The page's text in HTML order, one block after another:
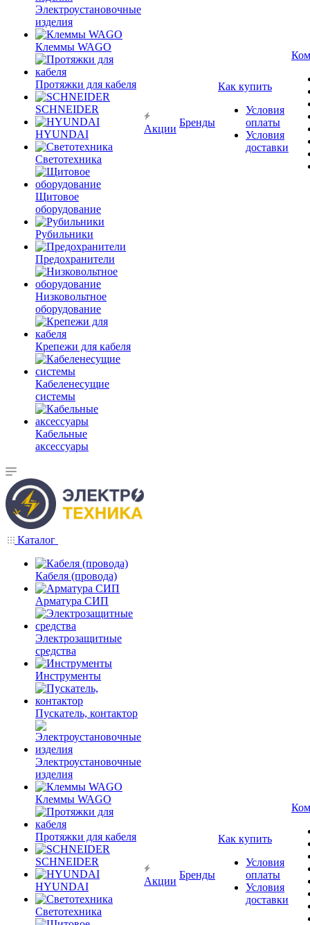
Электроустановочные
изделия
Клеммы WAGO
Протяжки для кабеля
SCHNEIDER
HYUNDAI
Светотехника
Щитовое
оборудование
Рубильники
Предохранители
Низковольтное
оборудование
Крепежи для кабеля
Кабеленесущие
системы
Кабельные
аксессуары
Акции
Бренды
Как купить
Условия
оплаты
Условия
доставки
Каталог
Кабеля (провода)
Арматура СИП
Электрозащитные
средства
Инструменты
Пускатель, контактор
Электроустановочные
изделия
Клеммы WAGO
Протяжки для кабеля
SCHNEIDER
HYUNDAI
Светотехника
Акции
Бренды
Как купить
Условия
оплаты
Условия
доставки